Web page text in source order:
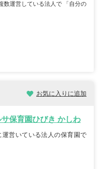
数運営している法人で 「自分の
お気に入りに追加
保育園ひびき かしわ
営いている法人の保育園で